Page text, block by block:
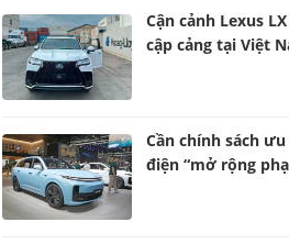
Cận cảnh Lexus
cập cảng tại Việt
Cần chính sách
điện “mở rộng